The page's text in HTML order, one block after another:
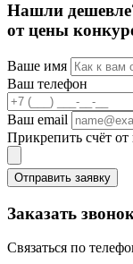
Нашли
от цены
Ваше имя
Ваш телефон
Ваш email
Прикрепить счёт от
Отправить заявку
Заказать
Связаться по